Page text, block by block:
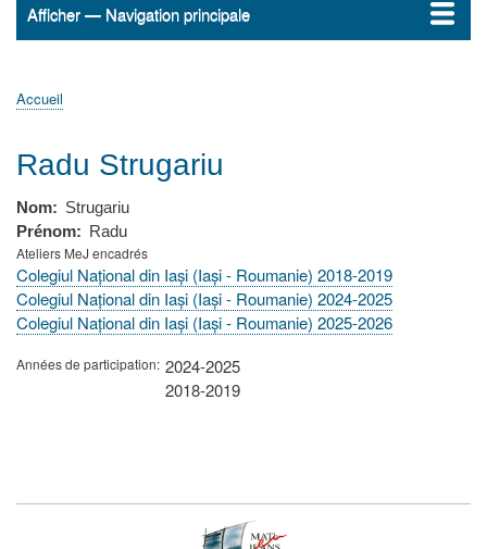
Navigation
Afficher — Navigation principale
Accueil
ActualitésMATh.en.JEANS ?
Régions et Ateliers
Créer, gérer un atelier
Sujets/Publications
Congrès
d'Ariane
Accueil
Radu Strugariu
Nom
Strugariu
Prénom
Radu
Ateliers MeJ encadrés
Colegiul Național din Iași (Iași - Roumanie) 2018-2019
Colegiul Național din Iași (Iași - Roumanie) 2024-2025
Colegiul Național din Iași (Iași - Roumanie) 2025-2026
Années de participation 2024-2025
2018-2019